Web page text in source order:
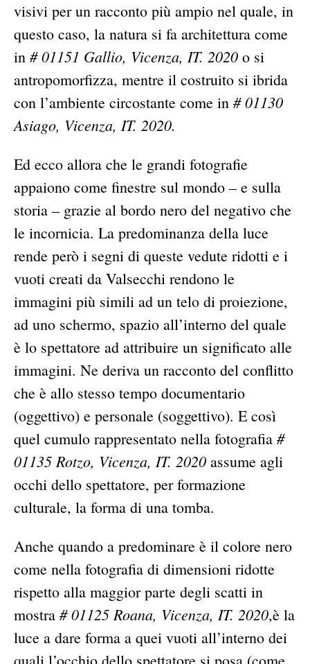
visivi per un racconto più ampio nel quale, in
questo caso, la natura si fa architettura come
in # 01151 Gallio, Vicenza, IT. 2020 o si
antropomorfizza, mentre il costruito si ibrida
con l’ambiente circostante come in # 01130
Asiago, Vicenza, IT. 2020.
Ed ecco allora che le grandi fotografie
appaiono come finestre sul mondo – e sulla
storia – grazie al bordo nero del negativo che
le incornicia. La predominanza della luce
rende però i segni di queste vedute ridotti e i
vuoti creati da Valsecchi rendono le
immagini più simili ad un telo di proiezione,
ad uno schermo, spazio all’interno del quale
è lo spettatore ad attribuire un significato alle
immagini. Ne deriva un racconto del conflitto
che è allo stesso tempo documentario
(oggettivo) e personale (soggettivo). E così
quel cumulo rappresentato nella fotografia #
01135 Rotzo, Vicenza, IT. 2020 assume agli
occhi dello spettatore, per formazione
culturale, la forma di una tomba.
Anche quando a predominare è il colore nero
come nella fotografia di dimensioni ridotte
rispetto alla maggior parte degli scatti in
mostra # 01125 Roana, Vicenza, IT. 2020,è la
luce a dare forma a quei vuoti all’interno dei